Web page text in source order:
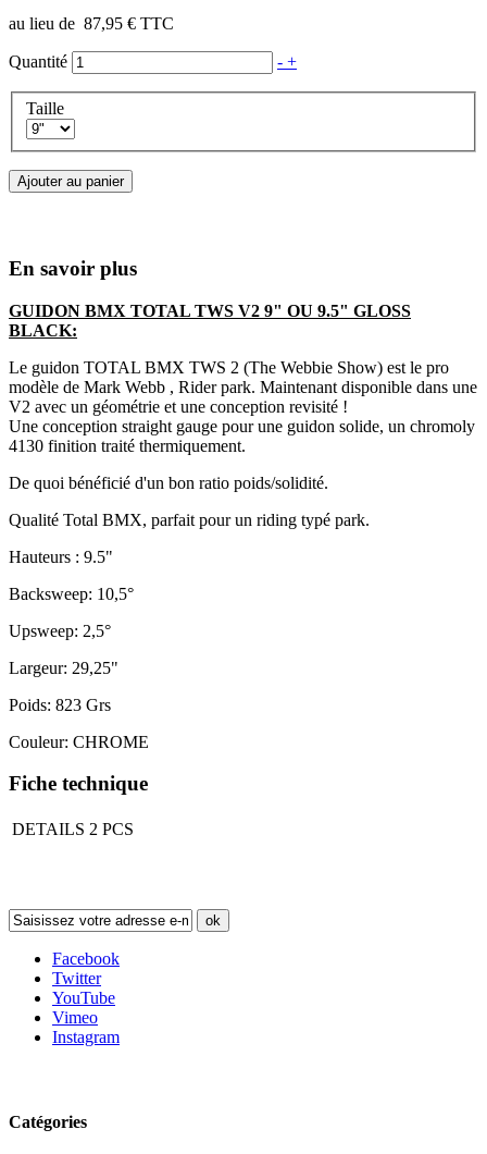
au lieu de 87,95 € TTC
Quantité - +
Taille
Ajouter au panier
En savoir plus
GUIDON BMX TOTAL TWS V2 9" OU 9.5" GLOSS
BLACK:
Le guidon TOTAL BMX TWS 2 (The Webbie Show) est le pro
modèle de Mark Webb , Rider park. Maintenant disponible dans une
V2 avec un géométrie et une conception revisité !
Une conception straight gauge pour une guidon solide, un chromoly
4130 finition traité thermiquement.
De quoi bénéficié d'un bon ratio poids/solidité.
Qualité Total BMX, parfait pour un riding typé park.
Hauteurs : 9.5"
Backsweep: 10,5°
Upsweep: 2,5°
Largeur: 29,25"
Poids: 823 Grs
Couleur: CHROME
Fiche technique
DETAILS 2 PCS
ok
Facebook
Twitter
YouTube
Vimeo
Instagram
Catégories